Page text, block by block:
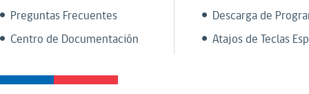
Preguntas Frecuentes
Centro de Documentación
Descarga de
Atajos de Teclas